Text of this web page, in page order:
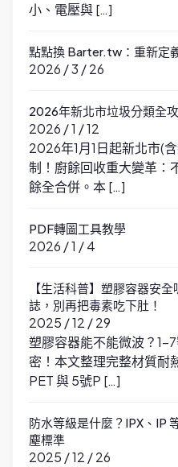
小、電壓與 […]
點點換 Barter.tw：重新定
2026 / 3 / 26
2026年新北市垃圾分類全
2026 / 1 / 12
2026年1月1日起新北市(
制！廚餘回收重大變革：
餘全合併。本 […]
PDF轉圖工具教學
2026 / 1 / 4
【生活科普】塑膠容器安
誌，別再把毒素吃下肚！
2025 / 12 / 29
塑膠容器能不能微波？1-
密！本文整理完整材質耐
PET 與 5號P […]
防水等級是什麼？IPX、IP
塵標準
2025 / 12 / 26